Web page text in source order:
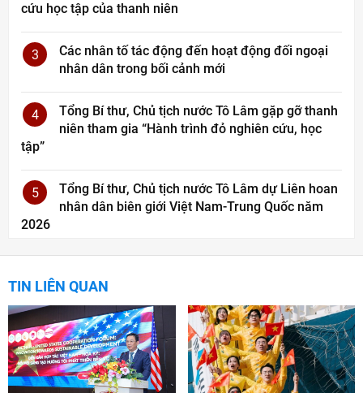
cứu học tập của thanh niên
3
Các nhân tố tác động đến hoạt động đối ngoại
nhân dân trong bối cảnh mới
4
Tổng Bí thư, Chủ tịch nước Tô Lâm gặp gỡ thanh
niên tham gia “Hành trình đỏ nghiên cứu, học
tập”
5
Tổng Bí thư, Chủ tịch nước Tô Lâm dự Liên hoan
nhân dân biên giới Việt Nam-Trung Quốc năm
2026
TIN LIÊN QUAN